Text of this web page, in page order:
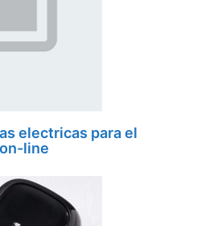
electricas para el
line